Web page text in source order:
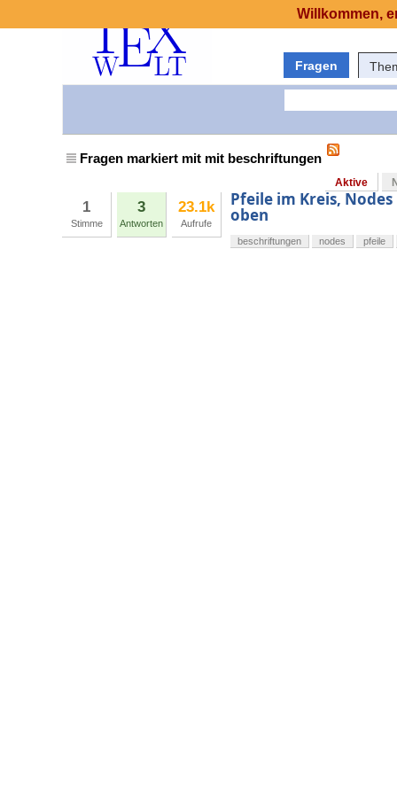
Fragen
Fragen markiert mit mit beschriftungen
Aktive
1
Stimme
3
Antworten
23.1k
Aufrufe
Pfeile im Kreis,
oben
beschriftungen nodes pfeile
Willkommen,